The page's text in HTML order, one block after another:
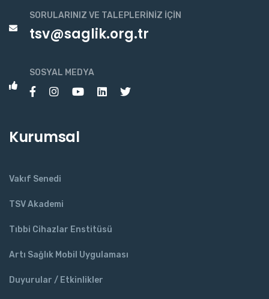
SORULARINIZ VE TALEPLERINIZ İÇIN
tsv@saglik.org.tr
SOSYAL MEDYA
Kurumsal
Vakıf Senedi
TSV Akademi
Tıbbi Cihazlar Enstitüsü
Artı Sağlık Mobil Uygulaması
Duyurular / Etkinlikler